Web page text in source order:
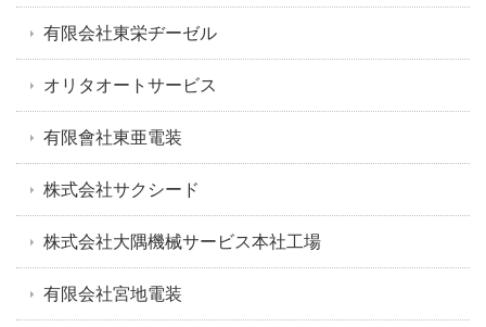
有限会社東栄ヂーゼル
オリタオートサービス
有限會社東亜電装
株式会社サクシード
株式会社大隅機械サービス本社工場
有限会社宮地電装